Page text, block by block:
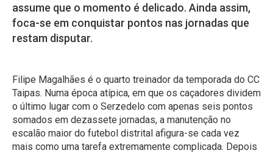
assume que o momento é delicado. Ainda assim,
foca-se em conquistar pontos nas jornadas que
restam disputar.
Filipe Magalhães é o quarto treinador da temporada do CC
Taipas. Numa época atípica, em que os caçadores dividem
o último lugar com o Serzedelo com apenas seis pontos
somados em dezassete jornadas, a manutenção no
escalão maior do futebol distrital afigura-se cada vez
mais como uma tarefa extremamente complicada. Depois